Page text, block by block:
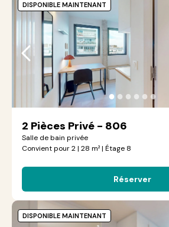
●● ● ● ● ●
2 Pièces Privé - 806
Salle de bain privée
Convient pour 2 | 28 m² | Étage 8
Réserver
DISPONIBLE MAINTENANT
DISPONIBLE MAINTENANT